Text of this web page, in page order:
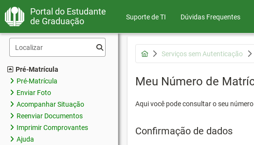
Portal do Estudante
de Graduação
Suporte de TI Dúvidas Frequentes
Pré-Matrícula
Pré-Matrícula
Enviar Foto
Acompanhar Situação
Reenviar Documentos
Imprimir Comprovantes
Ajuda
Serviços sem Autenticação
Meu Número de
Aqui você pode consultar o seu
Confirmação de dados